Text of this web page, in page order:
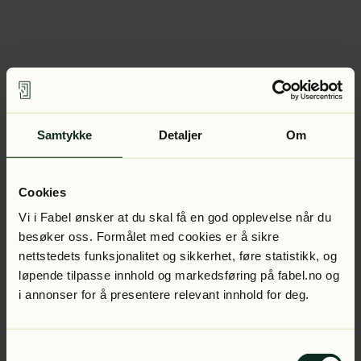
Samtykke Detaljer Om
Cookies
Vi i Fabel ønsker at du skal få en god opplevelse når du
besøker oss. Formålet med cookies er å sikre
nettstedets funksjonalitet og sikkerhet, føre statistikk, og
løpende tilpasse innhold og markedsføring på fabel.no og
i annonser for å presentere relevant innhold for deg.